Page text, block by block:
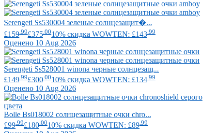
Serengeti Ss530004 зеленые солнцезащит�...
£159 .99£375 .0010% скидка WOWTEN: £143 .99
Оценено 10 Aug 2026
Serengeti Ss528001 winona черные солнцезащ...
£149 .99£300 .0010% скидка WOWTEN: £134 .99
Оценено 10 Aug 2026
Bolle Bs018002 солнцезащитные очки chro...
£99 .99£180 .0010% скидка WOWTEN: £89 .99